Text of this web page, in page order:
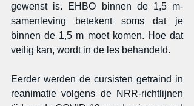
gewenst is. EHBO binnen de 1,5 m-
samenleving betekent soms dat je
binnen de 1,5 m moet komen. Hoe dat
veilig kan, wordt in de les behandeld.
Eerder werden de cursisten getraind in
reanimatie volgens de NRR-richtlijnen